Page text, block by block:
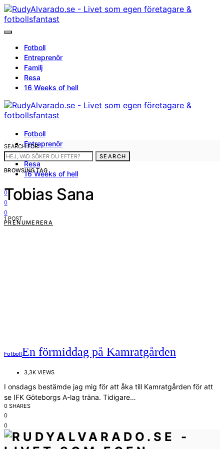
Fotboll
Entreprenör
Familj
Resa
16 Weeks of hell
Fotboll
Entreprenör
Familj
Resa
16 Weeks of hell
0
0
0
PRENUMERERA
SEARCH FOR:
SEARCH
BROWSING TAG
Tobias Sana
1 POST
FotbollEn förmiddag på Kamratgården
3,3K VIEWS
I onsdags bestämde jag mig för att åka till Kamratgården för att
se IFK Göteborgs A-lag träna. Tidigare…
0 SHARES
0
0